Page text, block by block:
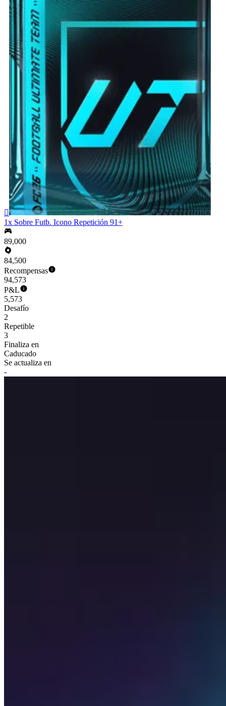

1x Sobre Futb. Icono Repetición 91+
89,000
84,500
Recompensas
94,573
P&L
5,573
Desafío
2
Repetible
3
Finaliza en
Caducado
Se actualiza en
-